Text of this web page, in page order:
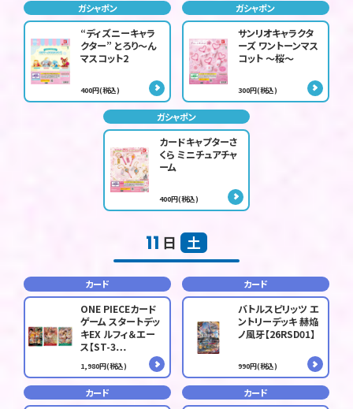
ガシャポン
“ディズニーキャラ
クター” とろり～ん
マスコット2
400円(税込)
ガシャポン
サンリオキャラクタ
ーズ ワントーンマス
コット ～桜～
300円(税込)
ガシャポン
カードキャプターさ
くら ミニチュアチャ
ーム
400円(税込)
11 日 土
カード
ONE PIECEカード
ゲーム スタートデッ
キEX ルフィ＆エー
ス【ST-3…
1,980円(税込)
カード
バトルスピリッツ エ
ントリーデッキ 赫焔
ノ風牙【26RSD01】
990円(税込)
カード カード